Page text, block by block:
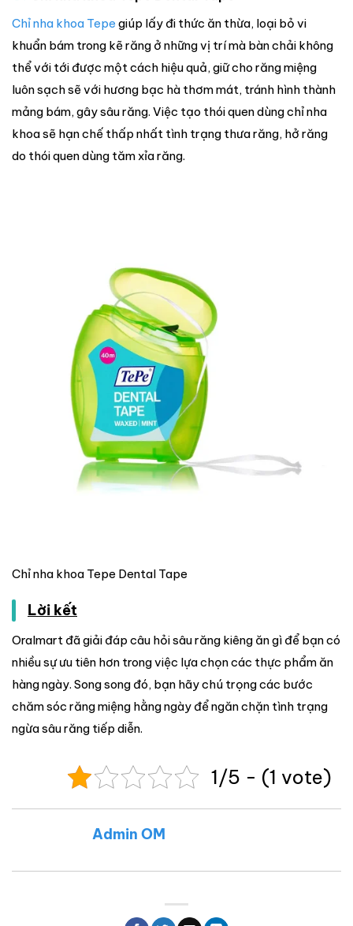
Chỉ nha khoa Tepe giúp lấy đi thức ăn thừa, loại bỏ vi
khuẩn bám trong kẽ răng ở những vị trí mà bàn chải không
thể với tới được một cách hiệu quả, giữ cho răng miệng
luôn sạch sẽ với hương bạc hà thơm mát, tránh hình thành
mảng bám, gây sâu răng. Việc tạo thói quen dùng chỉ nha
khoa sẽ hạn chế thấp nhất tình trạng thưa răng, hở răng
do thói quen dùng tăm xỉa răng.
Chỉ nha khoa Tepe Dental Tape
Lời kết
Oralmart đã giải đáp câu hỏi sâu răng kiêng ăn gì để bạn có
nhiều sự ưu tiên hơn trong việc lựa chọn các thực phẩm ăn
hàng ngày. Song song đó, bạn hãy chú trọng các bước
chăm sóc răng miệng hằng ngày để ngăn chặn tình trạng
ngừa sâu răng tiếp diễn.
1/5 - (1 vote)
Admin OM